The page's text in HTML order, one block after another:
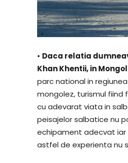
• Daca relatia
Khan Khentii, in
parc national in
mongolez, turismul fiind
cu adevarat viata in
peisajelor salbatice nu
echipament adecvat iar
astfel de experienta nu